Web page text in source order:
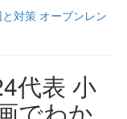
対策 オーブンレン